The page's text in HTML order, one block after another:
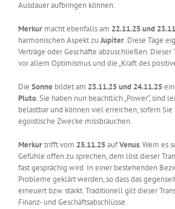
Ausdauer aufbringen können.
Merkur macht ebenfalls am 22.11.25 und
harmonischen Aspekt zu Jupiter. Diese Tage
Verträge oder Geschäfte abzuschließen.
vor allem Optimismus und die „Kraft des
Die Sonne bildet am 23.11.25 und 24.11.25
Pluto. Sie haben nun beachtlich „Power“, sind
belastbar und können viel erreichen, sofern
egoistische Zwecke missbrauchen.
Merkurtrifft vom 25.11.25aufVenus. Wem es
Gefühle offen zu sprechen, dem löst dieser
fast gesprächig wird. In einer bestehenden
Probleme geklärt werden, so dass das
erneuert bzw. stärkt. Traditionell gilt dieser
Finanz- und Geschäftsabschlüsse.